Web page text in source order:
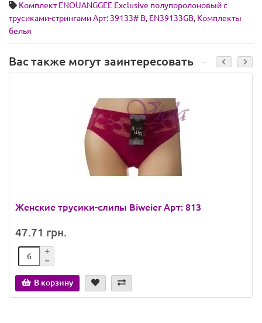
Комплект ENOUANGGEE Exclusive полупоролоновый с
трусиками-стрингами Арт: 39133# B, EN39133GB, Комплекты
белья
Вас также могут заинтересовать
Женские трусики-слипы Biweier Арт: 813
47.71 грн.
В корзину